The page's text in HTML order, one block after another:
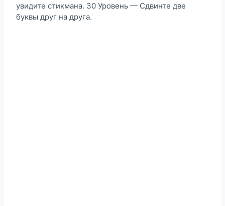
увидите стикмана. 30 Уровень — Сдвинте две
буквы друг на друга.